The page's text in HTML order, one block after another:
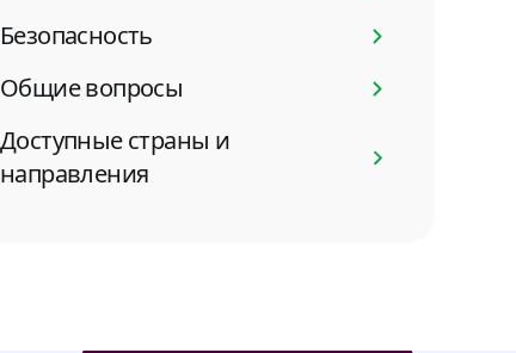
Безопасность
Общие вопросы
Доступные страны и
направления